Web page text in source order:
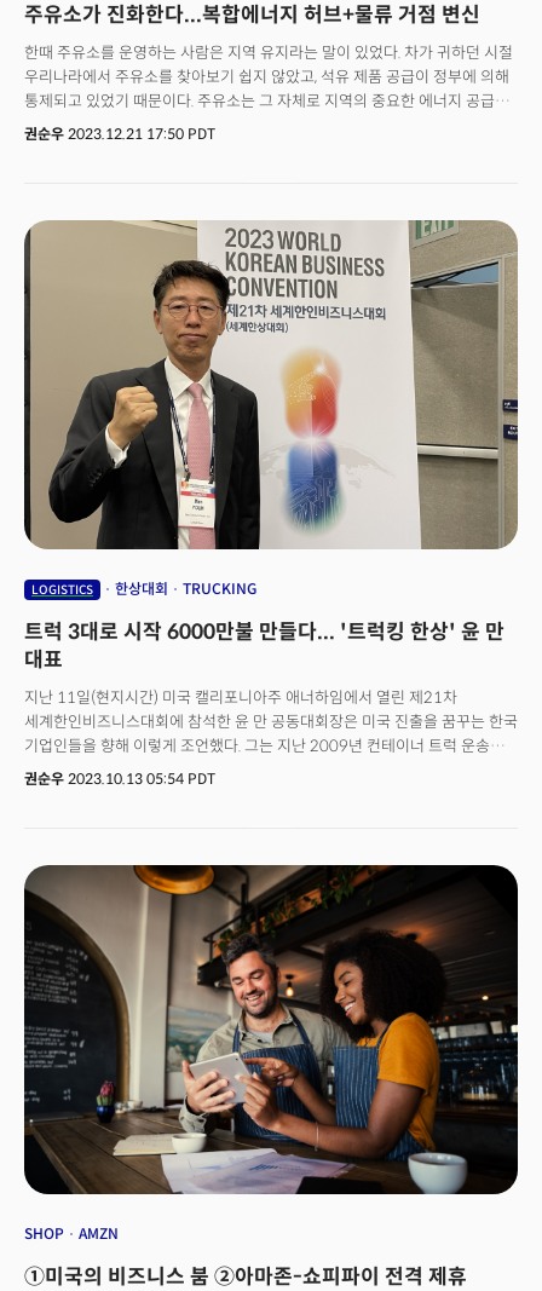
added.CEF says it offers the most practical results with its tailored
BPO services, custom-fit to each client. This involves an end-to-end
outsourcing program, which includes a consulting phase to identify
the needs and ensure business stability. Additionally, a customizable
program management model enables clients to achieve their ROIs
and business goals, he added.Founded in 2016, CEF
and IT companies with a presence in the US, the company has
recently seen an increase in partnership requests from various
industries, including automotives, parts manufacturing, financial
services and logistics. With a remarkable average year-over-year
growth of 37% over the past four years (2020–2023), the company
anticipates continued upward momentum. The global BPO industry
is projected to reach $440 billion in revenue by 2028 with an
expected annual average growth rate of 4.68%, according to data
provider Statista.
주유소가 진화한다...복합에너지 허브+물류 거점 변신
한때 주유소를 운영하는 사람은 지역 유지라는 말이 있었다. 차가 귀하던 시절
우리나라에서 주유소를 찾아보기 쉽지 않았고, 석유 제품 공급이 정부에 의해
통제되고 있었기 때문이다. 주유소는 그 자체로 지역의 중요한 에너지 공급원
역할을 했다. 지금은 다르다. 최근 폐업하는 주유소가 속출하고 있고, 심지어
미래형 주유소 모델인 ‘에너지플러스 허브’를 2020년 세상에 선보였다.
권순우 2023.12.21 17:50 PDT
LOGISTICS 한상대회 TRUCKING
트럭 3대로 시작 6000만불 만들다... '트럭킹 한상' 윤 만
대표
지난 11일(현지시간) 미국 캘리포니아주 애너하임에서 열린 제21차
세계한인비즈니스대회에 참석한 윤 만 공동대회장은 미국 진출을 꿈꾸는 한국
기업인들을 향해 이렇게 조언했다. 그는 지난 2009년 컨테이너 트럭 운송
회사인 '뉴 커넥트 프레이트(New Connect Freight)'를 설립, 대표를 맡고
잃기 쉽기 때문이다. 그는 "한국과 달리 미국에서는 집을 살 때도 에스크로를
통해 유예 기간을 두고 집을 점검한다. 여기에 보험, 부동산, 융자 에이전트 등
여러 전문가들이 이 프로세스에 참여한다"며 "집을 살 때 소위 전문가들에게
지불하는 비용이 다 포함되는데, 한국은 간단한 것만 자랑한다"라고 설명했다.
전문가 프로세스를 건너뛰고 도전 정신 만으로 미국 기업과 사회에 접근하는
것 자체가 더 이상 통하지 않는다는 것이다. 그는 "미국은 절대 호락호락한
시장이 아니다"라며 "'코스트'에 대한 개념을 명확하게 인식해야 한다"라고
거듭 강조했다. 윤 대표로부터 최근 미국의 물류 트렌드와 향후 전망 등을
들어봤다.
권순우 2023.10.13 05:54 PDT
SHOP AMZN
①미국의 비즈니스 붐 ②아마존-쇼피파이 전격 제휴